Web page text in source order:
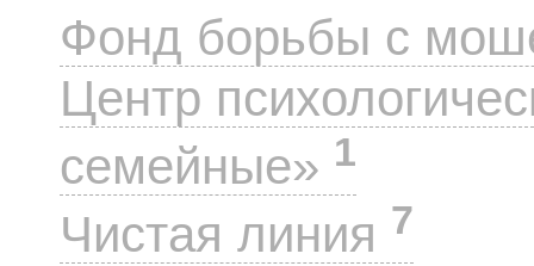
Фонд борьбы с
Центр
семейные» 1
Чистая линия 7